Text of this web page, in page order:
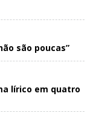
são poucas”
lírico em quatro